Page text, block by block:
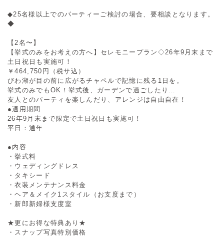
◆25名様以上でのパーティーご検討の場合、要相談となります。
◆
【2名〜】
【挙式のみをお考えの方へ】セレモニープラン◇26年9月末まで
土日祝日も実施可！
￥464,750円（税サ込）
びわ湖が目の前に広がるチャペルで記憶に残る1日を。
挙式のみでもOK！挙式後、ガーデンで過ごしたり…
友人とのパーティを楽しんだり、アレンジは自由自在！
●適用期間
26年9月末まで限定で土日祝日も実施可！
平日：通年
●内容
・挙式料
・ウェディングドレス
・タキシード
・衣装メンテナンス料金
・ヘア＆メイク1スタイル（お支度まで）
・新郎新婦様支度室
★更にお得な特典あり★
・スナップ写真特別価格